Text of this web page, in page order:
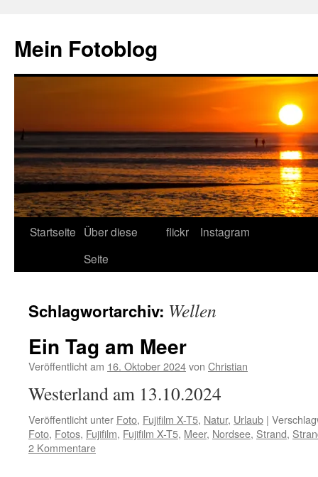
springen
Mein Fotoblog
Startseite Über diese
Seite
flickr Instagram
Schlagwortarchiv: Wellen
Ein Tag am Meer
Veröffentlicht am 16. Oktober 2024von Christian
Westerland am 13.10.2024
Veröffentlicht unter Foto, Fujifilm X-T5, Natur, Urlaub |
Foto, Fotos, Fujifilm, Fujifilm X-T5, Meer, Nordsee, Strand,
2 Kommentare